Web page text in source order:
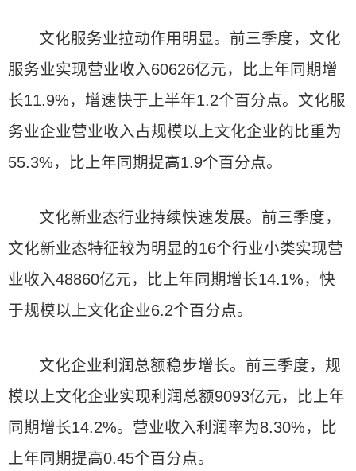
文化服务业拉动作用明显。前三季度，文化
服务业实现营业收入60626亿元，比上年同期增
长11.9%，增速快于上半年1.2个百分点。文化服
务业企业营业收入占规模以上文化企业的比重为
55.3%，比上年同期提高1.9个百分点。
文化新业态行业持续快速发展。前三季度，
文化新业态特征较为明显的16个行业小类实现营
业收入48860亿元，比上年同期增长14.1%，快
于规模以上文化企业6.2个百分点。
文化企业利润总额稳步增长。前三季度，规
模以上文化企业实现利润总额9093亿元，比上年
同期增长14.2%。营业收入利润率为8.30%，比
上年同期提高0.45个百分点。